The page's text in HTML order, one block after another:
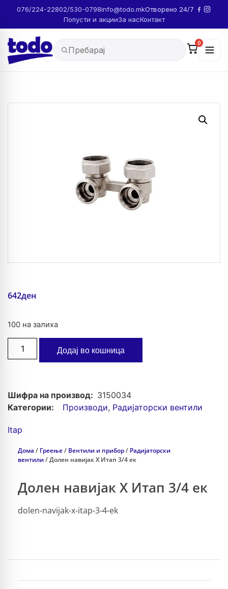
076/224-22802/530-0798info@todo.mkОтворено 24/7
Попусти и акцииЗа насКонтакт
0
642ден
100 на залиха
Додај во кошница
Шифра на производ: 3150034
Категории:
Производи, Радијаторски вентили
Itap
Дома / Греење/ Вентили и прибор/ Радијаторски
вентили/ Долен навијак X Итап 3/4 ек
Долен навијак X Итап 3/4 ек
dolen-navijak-x-itap-3-4-ek